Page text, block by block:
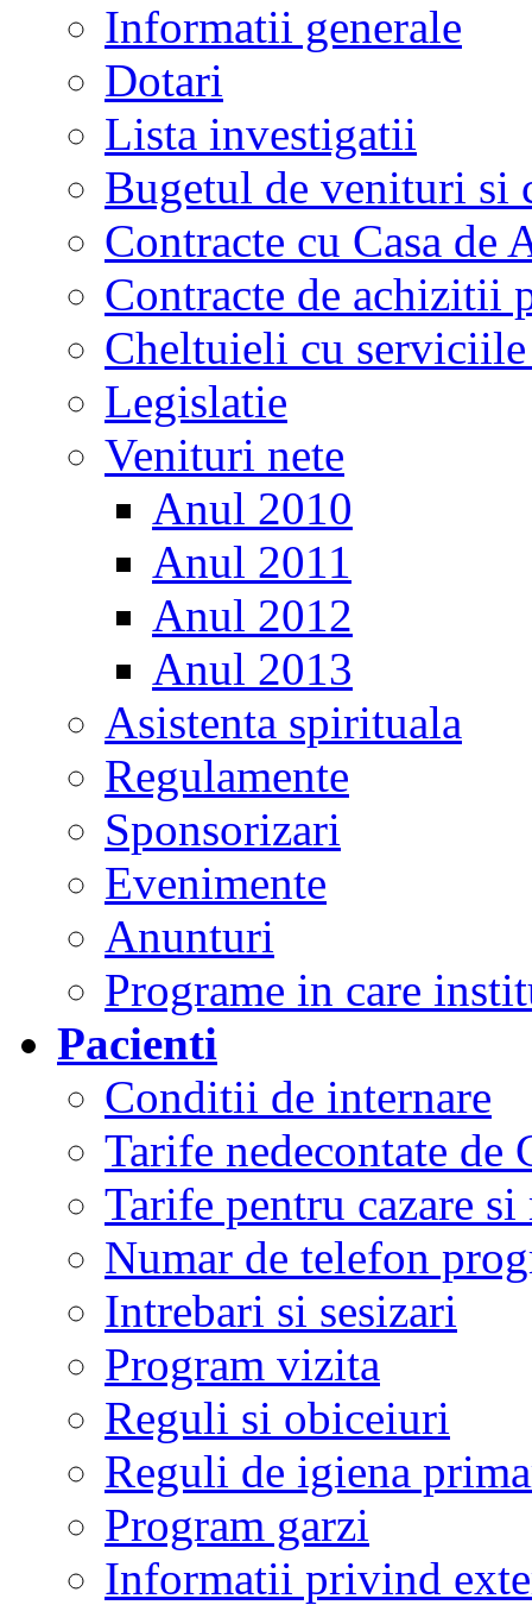
Informatii generale
Dotari
Lista investigatii
Bugetul de venituri si
Contracte cu Casa de
Contracte de achizitii
Cheltuieli cu
Legislatie
Venituri nete
Anul 2010
Anul 2011
Anul 2012
Anul 2013
Asistenta spirituala
Regulamente
Sponsorizari
Evenimente
Anunturi
Programe in care
Pacienti
Conditii de internare
Tarife nedecontate de
Tarife pentru cazare
Numar de telefon
Intrebari si sesizari
Program vizita
Reguli si obiceiuri
Reguli de igiena
Program garzi
Informatii privind